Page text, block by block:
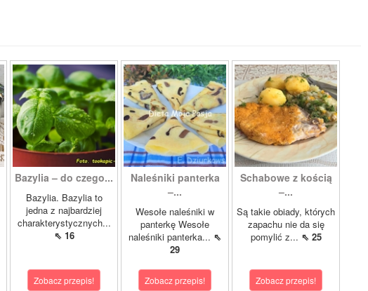
Bazylia – do czego...
Bazylia. Bazylia to
jedna z najbardziej
charakterystycznych...
⇖ 16
Zobacz przepis!
Naleśniki panterka
–...
Wesołe naleśniki w
panterkę Wesołe
naleśniki panterka... ⇖
29
Zobacz przepis!
Schabowe z kością
–...
Są takie obiady, których
zapachu nie da się
pomylić z... ⇖ 25
Zobacz przepis!